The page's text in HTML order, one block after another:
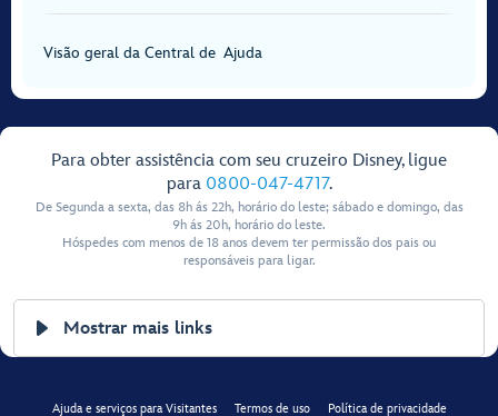
Visão geral da Central de Ajuda
Para obter assistência com seu cruzeiro Disney, ligue
para 0800-047-4717.
De Segunda a sexta, das 8h ás 22h, horário do leste; sábado e domingo, das
9h ás 20h, horário do leste.
Hóspedes com menos de 18 anos devem ter permissão dos pais ou
responsáveis para ligar.
Mostrar mais links
Ajuda e serviços para Visitantes Termos de uso Política de privacidade